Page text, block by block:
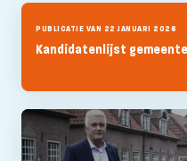
PUBLICATIE VAN 22 JANUARI 2026
Kandidatenlijst